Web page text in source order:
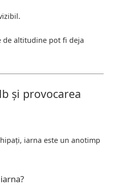
de altitudine pot fi deja
și provocarea
iarna este un anotimp